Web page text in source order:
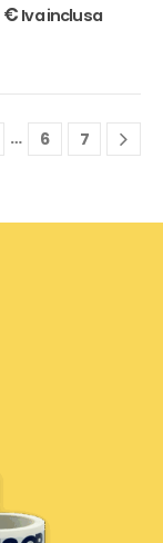
€ Iva inclusa
… 6 7